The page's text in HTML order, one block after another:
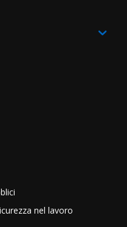
nel lavoro